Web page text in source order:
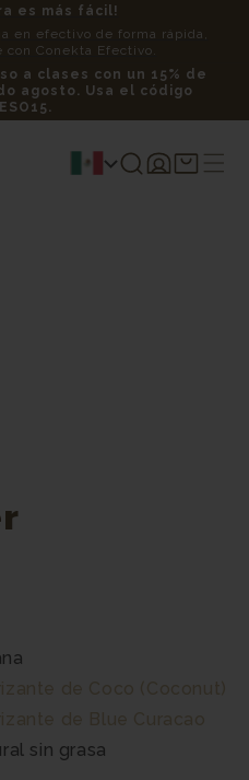
es más fácil!
en efectivo de forma rápida,
Conekta Efectivo.
a clases con un 15% de
agosto. Usa el código
Iniciar
sesión
Carrito
sin grasa